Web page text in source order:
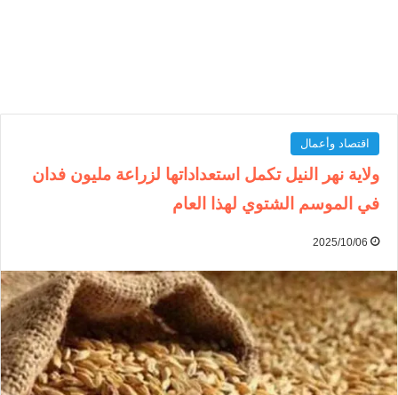
اقتصاد وأعمال
ولاية نهر النيل تكمل استعداداتها لزراعة مليون فدان
في الموسم الشتوي لهذا العام
2025/10/06